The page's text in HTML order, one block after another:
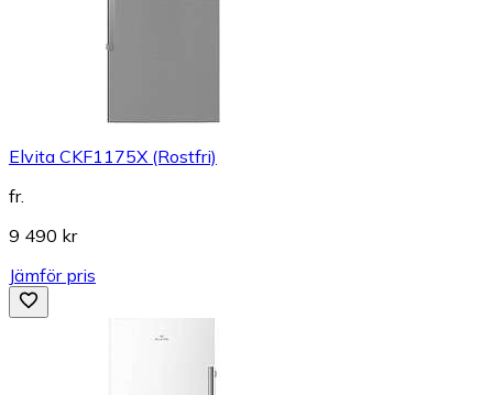
Elvita CKF1175X (Rostfri)
fr.
9 490 kr
Jämför pris